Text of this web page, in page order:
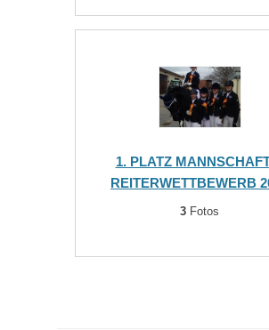
1. PLATZ
REITERWETTBEWERB
3 Fotos